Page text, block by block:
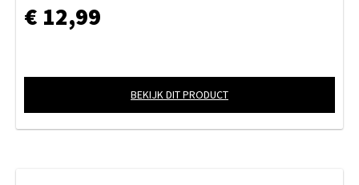
€ 12,99
BEKIJK DIT PRODUCT